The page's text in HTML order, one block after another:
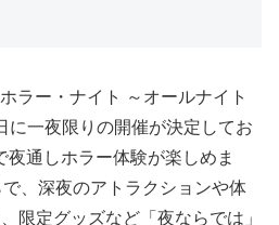
ラー・ナイト ～オールナイト
に一夜限りの開催が決定してお
夜通しホラー体験が楽しめま
、深夜のアトラクションや体
限定グッズなど「夜ならでは」